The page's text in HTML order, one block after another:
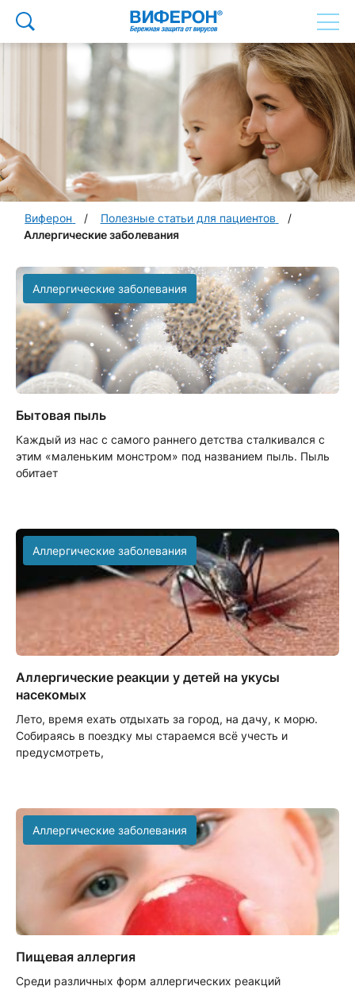
Виферон
Полезные статьи для пациентов
Аллергические заболевания
Аллергические заболевания
Бытовая пыль
Каждый из нас с самого раннего детства сталкивался с
этим «маленьким монстром» под названием пыль. Пыль
обитает
Аллергические заболевания
Аллергические реакции у детей на укусы
насекомых
Лето, время ехать отдыхать за город, на дачу, к морю.
Собираясь в поездку мы стараемся всё учесть и
предусмотреть,
Аллергические заболевания
Пищевая аллергия
Среди различных форм аллергических реакций